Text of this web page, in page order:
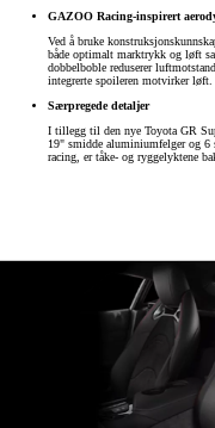
GAZOO Racing-inspirert
Ved å bruke
både optimalt marktrykk og løft
dobbelboble reduserer
integrerte spoileren motvirker løft.
Særpregede detaljer
I tillegg til den nye Toyota GR
19" smidde aluminiumfelger og
racing, er tåke- og ryggelyktene